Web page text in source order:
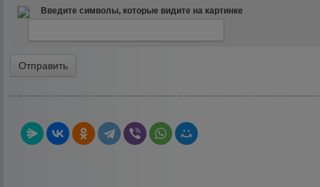
Введите символы, которые видите на картинке